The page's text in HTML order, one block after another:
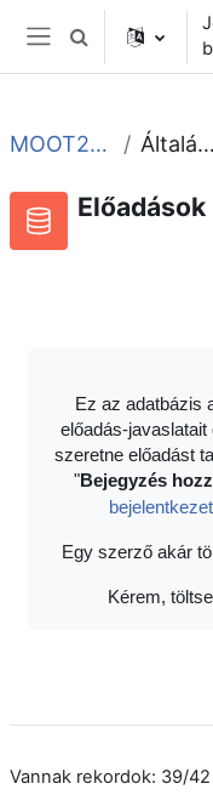
Tovább a fő tartalomhoz
Oldalpanel
Keresési
MOOT2012 Általános
Ez az adatbázis
előadás-
szeretne előadást
"Bejegyzés
Egy szerző akár
Kérem,
Vannak rekordok: 39/